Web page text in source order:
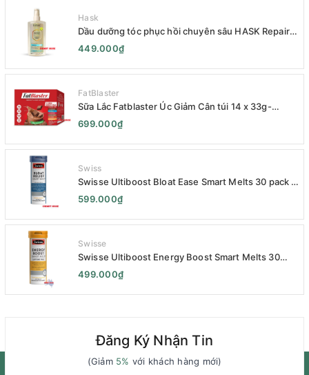
Hask
Dầu dưỡng tóc phục hồi chuyên sâu HASK Repair
Series 120mL- HASK Repair Series Intensive Repair
449.000₫
FatBlaster
Sữa Lắc Fatblaster Úc Giảm Cân túi 14 x 33g-
Naturopathica Fatblaster Weight Loss Shake
Variety Pack 14 x 33g - Sữa Giảm Cân
699.000₫
Swiss
Swisse Ultiboost Bloat Ease Smart Melts 30 pack -
Kẹo Ngậm Giảm Đầy Hơi Táo Bón Kèm Men Tiêu
Hóa - Swisse Bloat Relief Smart Melt 30 Viên
599.000₫
Swisse
Swisse Ultiboost Energy Boost Smart Melts 30
pack - Viên uống Tăng cường năng lượng tan chảy
thông minh 30 viên
499.000₫
Đăng Ký Nhận Tin
(Giảm 5% với khách hàng mới)